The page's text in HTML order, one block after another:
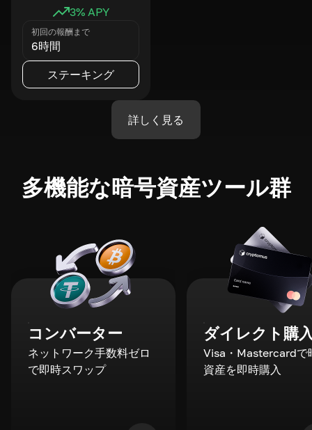
3% APY
初回の報酬まで
6時間
ステーキング
詳しく見る
多機能な暗号資産ツール群
コンバーター
ネットワーク手数料ゼロ
で即時スワップ
ダイレクト購
Visa・Mastercardで
資産を即時購入